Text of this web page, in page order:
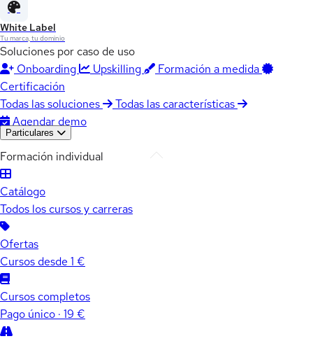
White Label
Tu marca, tu dominio
Soluciones por caso de uso
Onboarding
Upskilling
Formación a medida
Certificación
Todas las soluciones
Todas las características
Agendar demo
Particulares
Formación individual
Catálogo
Todos los cursos y carreras
Ofertas
Cursos desde 1 €
Cursos completos
Pago único · 19 €